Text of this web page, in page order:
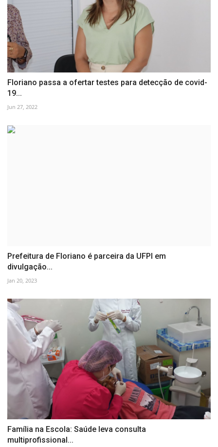
Floriano passa a ofertar testes para detecção de covid-
19...
Jun 27, 2022
Prefeitura de Floriano é parceira da UFPI em
divulgação...
Jan 20, 2023
Família na Escola: Saúde leva consulta
multiprofissional...